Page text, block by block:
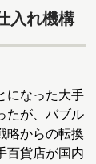
入れ機構
になった大手
たが、バブル
略からの転換
百貨店が国内